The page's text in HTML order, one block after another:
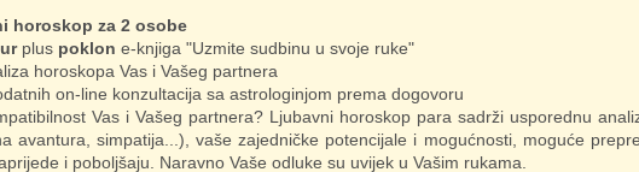
horoskop za 2 osobe
plus poklon e-knjiga "Uzmite sudbinu u svoje ruke"
horoskopa Vas i Vašeg partnera
on-line konzultacija sa astrologinjom prema dogovoru
Vas i Vašeg partnera? Ljubavni horoskop para sadrži usporednu
avantura, simpatija...), vaše zajedničke potencijale i mogućnosti, moguće
i poboljšaju. Naravno Vaše odluke su uvijek u Vašim rukama.